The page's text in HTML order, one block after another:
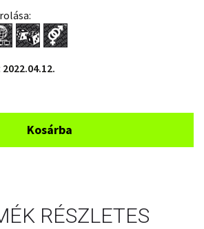
2022.04.12.
Kosárba
RÉSZLETES